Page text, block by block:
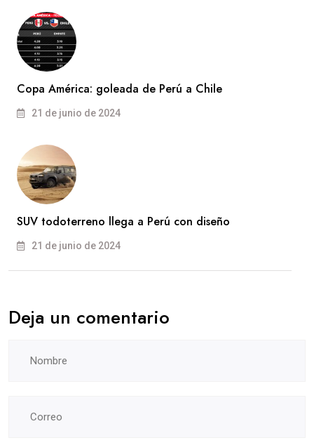
Copa América: goleada de Perú a Chile
21 de junio de 2024
SUV todoterreno llega a Perú con diseño
21 de junio de 2024
Deja un comentario